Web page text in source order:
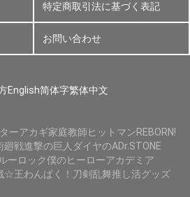
特定商取引法に基づく表記
お問い合わせ
English简体字繁体中文
ーアカギ家庭教師ヒットマンREBORN!
廻戦進撃の巨人 ダイヤのADr.STONE
ーロック僕のヒーローアカデミア
☆王わんぱく！刀剣乱舞推し活グッズ